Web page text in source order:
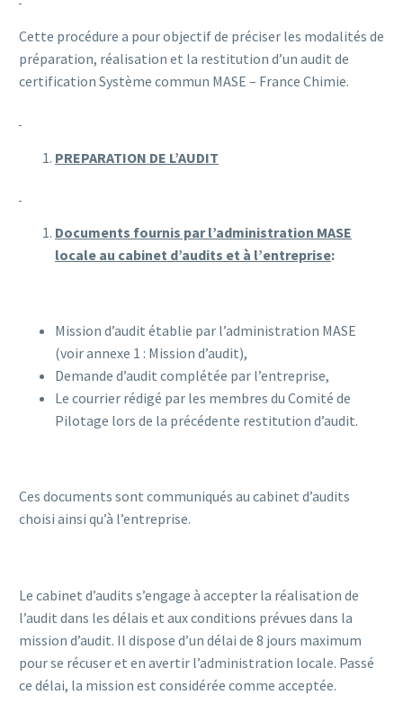
Cette procédure a pour objectif de préciser les modalités de
préparation, réalisation et la restitution d’un audit de
certification Système commun MASE – France Chimie.
PREPARATION DE L’AUDIT
Documents fournis par l’administration MASE
locale au cabinet d’audits et à l’entreprise:
Mission d’audit établie par l’administration MASE
(voir annexe 1 : Mission d’audit),
Demande d’audit complétée par l’entreprise,
Le courrier rédigé par les membres du Comité de
Pilotage lors de la précédente restitution d’audit.
Ces documents sont communiqués au cabinet d’audits
choisi ainsi qu’à l’entreprise.
Le cabinet d’audits s’engage à accepter la réalisation de
l’audit dans les délais et aux conditions prévues dans la
mission d’audit. Il dispose d’un délai de 8 jours maximum
pour se récuser et en avertir l’administration locale. Passé
ce délai, la mission est considérée comme acceptée.